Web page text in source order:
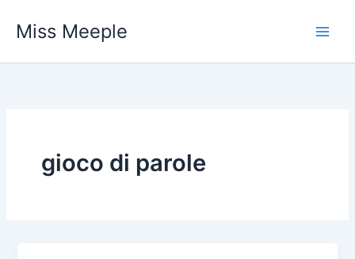
Miss Meeple
gioco di parole